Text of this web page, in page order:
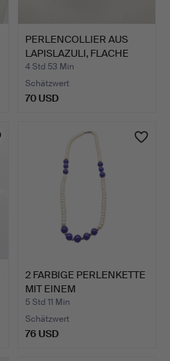
PERLENCOLLIER AUS
LAPISLAZULI, FLACHE
RUND…
4 Std 53 Min
Schätzwert
70 USD
2 FARBIGE PERLENKETTE
MIT EINEM
VERSCHLUSS…
5 Std 11 Min
Schätzwert
76 USD